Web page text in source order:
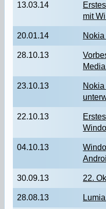
13.03.14
mit
20.01.14
28.10.13
23.10.13
22.10.13
04.10.13
30.09.13 22.
28.08.13